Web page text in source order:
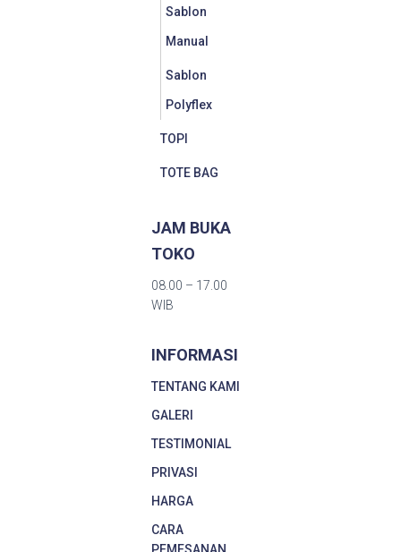
Sablon
Manual
Sablon
Polyflex
TOPI
TOTE BAG
JAM BUKA
TOKO
08.00 – 17.00
WIB
INFORMASI
TENTANG KAMI
GALERI
TESTIMONIAL
PRIVASI
HARGA
CARA